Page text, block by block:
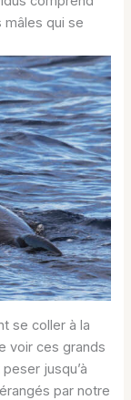
qui se
se coller à la
voir ces grands
jusqu’à
par notre